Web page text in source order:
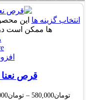
انتخاب گزینه ها این
ها ممکن است
قرص نعنا
تومان580,000
– تومان